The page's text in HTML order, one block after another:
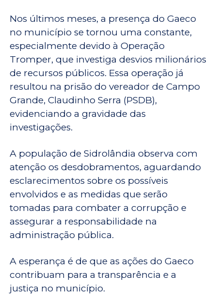
Nos últimos meses, a presença do Gaeco
no município se tornou uma constante,
especialmente devido à Operação
Tromper, que investiga desvios milionários
de recursos públicos. Essa operação já
resultou na prisão do vereador de Campo
Grande, Claudinho Serra (PSDB),
evidenciando a gravidade das
investigações.
A população de Sidrolândia observa com
atenção os desdobramentos, aguardando
esclarecimentos sobre os possíveis
envolvidos e as medidas que serão
tomadas para combater a corrupção e
assegurar a responsabilidade na
administração pública.
A esperança é de que as ações do Gaeco
contribuam para a transparência e a
justiça no município.